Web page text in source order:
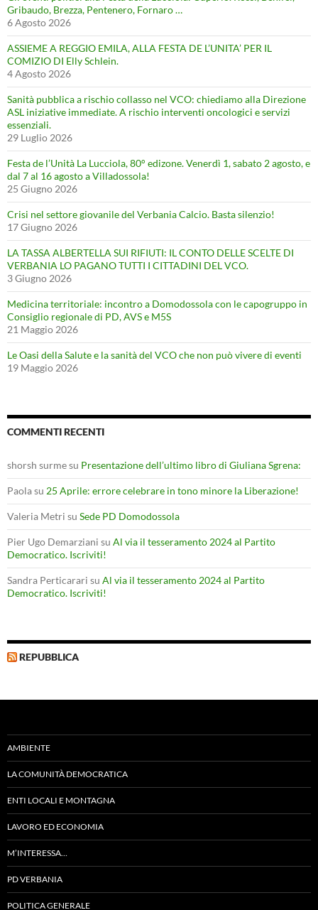
Gribaudo, Brezza, Pentenero, Fornaro …
6 Agosto 2026
ASSIEME A REGGIO EMILA, ALLA FESTA DE L’UNITA’ PER IL
COMIZIO DI Elly Schlein.
4 Agosto 2026
Sanità pubblica a rischio collasso nel VCO: chiediamo alla Direzione
ASL iniziative immediate. A rischio interventi oncologici e servizi
essenziali.
29 Luglio 2026
Festa de l’Unità La Lucciola, 80° edizone. Venerdì 1, sabato 2 agosto, e
dal 7 al 16 agosto a Villadossola!
25 Giugno 2026
Crisi nel settore giovanile del Verbania Calcio. Basta silenzio!
17 Giugno 2026
LA TASSA ALBERTELLA SUI RIFIUTI: IL CONTO DELLE SCELTE DI
VERBANIA LO PAGANO TUTTI I CITTADINI DEL VCO.
3 Giugno 2026
Medicina territoriale: incontro a Domodossola con le capogruppo in
Consiglio regionale di PD, AVS e M5S
21 Maggio 2026
Le Oasi della Salute e la sanità del VCO che non può vivere di eventi
19 Maggio 2026
COMMENTI RECENTI
shorsh surmesu Presentazione dell’ultimo libro di Giuliana Sgrena:
Paolasu 25 Aprile: errore celebrare in tono minore la Liberazione!
Valeria Metri su Sede PD Domodossola
Pier Ugo Demarziani su Al via il tesseramento 2024 al Partito
Democratico. Iscriviti!
Sandra Perticarari su Al via il tesseramento 2024 al Partito
Democratico. Iscriviti!
REPUBBLICA
AMBIENTE
LA COMUNITÀ DEMOCRATICA
ENTI LOCALI E MONTAGNA
LAVORO ED ECONOMIA
M’INTERESSA…
PD VERBANIA
POLITICA GENERALE